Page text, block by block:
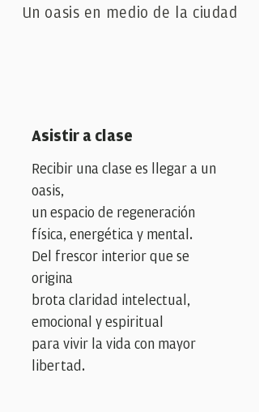
Un oasis en medio de la ciudad
Asistir a clase
Recibir una clase es llegar a un
oasis,
un espacio de regeneración
física, energética y mental.
Del frescor interior que se
origina
brota claridad intelectual,
emocional y espiritual
para vivir la vida con mayor
libertad.